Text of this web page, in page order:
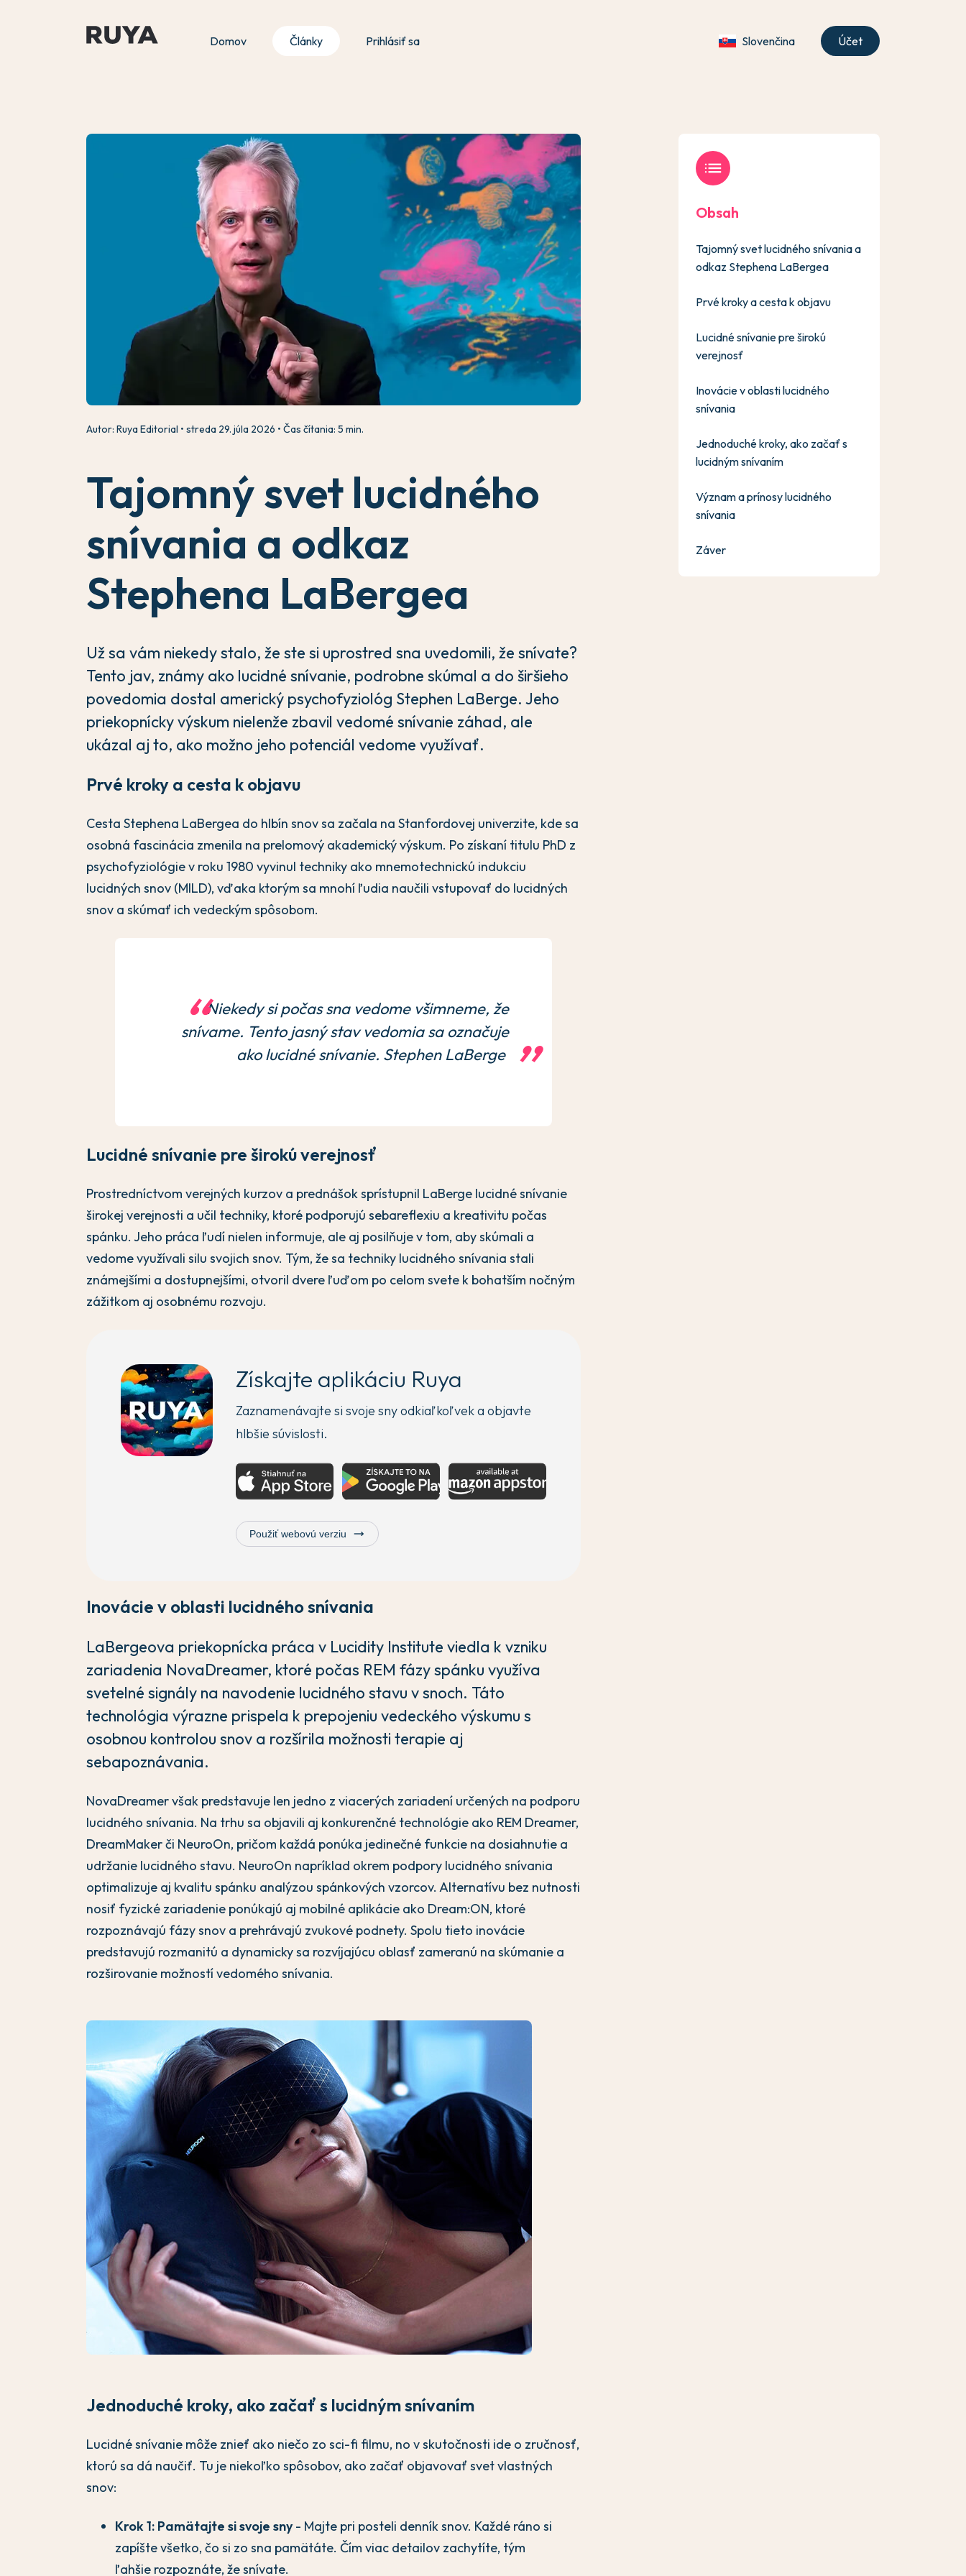
Domov Články Prihlásiť sa Slovenčina Účet
Autor: Ruya Editorial streda 29. júla 2026 Čas čítania: 5 min.
Tajomný svet lucidného
snívania a odkaz
Stephena LaBergea
Už sa vám niekedy stalo, že ste si uprostred sna uvedomili, že snívate?
Tento jav, známy ako lucidné snívanie, podrobne skúmal a do širšieho
povedomia dostal americký psychofyziológ Stephen LaBerge. Jeho
priekopnícky výskum nielenže zbavil vedomé snívanie záhad, ale
ukázal aj to, ako možno jeho potenciál vedome využívať.
Prvé kroky a cesta k objavu
Cesta Stephena LaBergea do hlbín snov sa začala na Stanfordovej univerzite, kde sa
osobná fascinácia zmenila na prelomový akademický výskum. Po získaní titulu PhD z
psychofyziológie v roku 1980 vyvinul techniky ako mnemotechnickú indukciu
lucidných snov (MILD), vďaka ktorým sa mnohí ľudia naučili vstupovať do lucidných
snov a skúmať ich vedeckým spôsobom.
Niekedy si počas sna vedome všimneme, že
snívame. Tento jasný stav vedomia sa označuje
ako lucidné snívanie. Stephen LaBerge
Lucidné snívanie pre širokú verejnosť
Prostredníctvom verejných kurzov a prednášok sprístupnil LaBerge lucidné snívanie
širokej verejnosti a učil techniky, ktoré podporujú sebareflexiu a kreativitu počas
spánku. Jeho práca ľudí nielen informuje, ale aj posilňuje v tom, aby skúmali a
vedome využívali silu svojich snov. Tým, že sa techniky lucidného snívania stali
známejšími a dostupnejšími, otvoril dvere ľuďom po celom svete k bohatším nočným
zážitkom aj osobnému rozvoju.
Získajte aplikáciu Ruya
Zaznamenávajte si svoje sny odkiaľkoľvek a objavte
hlbšie súvislosti.
Použiť webovú verziu trending_flat
Inovácie v oblasti lucidného snívania
LaBergeova priekopnícka práca v Lucidity Institute viedla k vzniku
zariadenia NovaDreamer, ktoré počas REM fázy spánku využíva
svetelné signály na navodenie lucidného stavu v snoch. Táto
technológia výrazne prispela k prepojeniu vedeckého výskumu s
osobnou kontrolou snov a rozšírila možnosti terapie aj
sebapoznávania.
NovaDreamer však predstavuje len jedno z viacerých zariadení určených na podporu
lucidného snívania. Na trhu sa objavili aj konkurenčné technológie ako REM Dreamer,
DreamMaker či NeuroOn, pričom každá ponúka jedinečné funkcie na dosiahnutie a
udržanie lucidného stavu. NeuroOn napríklad okrem podpory lucidného snívania
optimalizuje aj kvalitu spánku analýzou spánkových vzorcov. Alternatívu bez nutnosti
nosiť fyzické zariadenie ponúkajú aj mobilné aplikácie ako Dream:ON, ktoré
rozpoznávajú fázy snov a prehrávajú zvukové podnety. Spolu tieto inovácie
predstavujú rozmanitú a dynamicky sa rozvíjajúcu oblasť zameranú na skúmanie a
rozširovanie možností vedomého snívania.
Jednoduché kroky, ako začať s lucidným snívaním
Lucidné snívanie môže znieť ako niečo zo sci-fi filmu, no v skutočnosti ide o zručnosť,
ktorú sa dá naučiť. Tu je niekoľko spôsobov, ako začať objavovať svet vlastných
snov:
Krok 1: Pamätajte si svoje sny- Majte pri posteli denník snov. Každé ráno si
zapíšte všetko, čo si zo sna pamätáte. Čím viac detailov zachytíte, tým
ľahšie rozpoznáte, že snívate.
list
Obsah
Tajomný svet lucidného snívania a
odkaz Stephena LaBergea
Prvé kroky a cesta k objavu
Lucidné snívanie pre širokú
verejnosť
Inovácie v oblasti lucidného
snívania
Jednoduché kroky, ako začať s
lucidným snívaním
Význam a prínosy lucidného
snívania
Záver